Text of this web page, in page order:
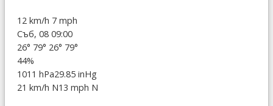
12 km/h 7 mph
Съб, 08 09:00
26° 79° 26° 79°
44%
1011 hPa29.85 inHg
21 km/h N13 mph N